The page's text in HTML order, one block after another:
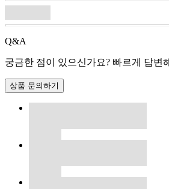
Q&A
궁금한 점이 있으신가요? 빠르게 답변
상품 문의하기